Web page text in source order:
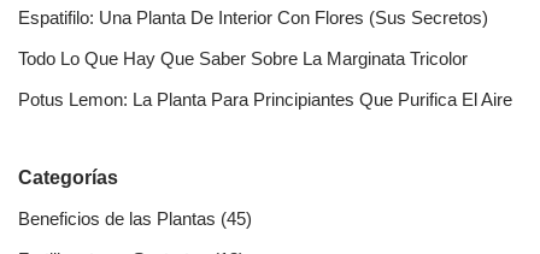
Espatifilo: Una Planta De Interior Con Flores (Sus Secretos)
Todo Lo Que Hay Que Saber Sobre La Marginata Tricolor
Potus Lemon: La Planta Para Principiantes Que Purifica El Aire
Categorías
Beneficios de las Plantas (45)